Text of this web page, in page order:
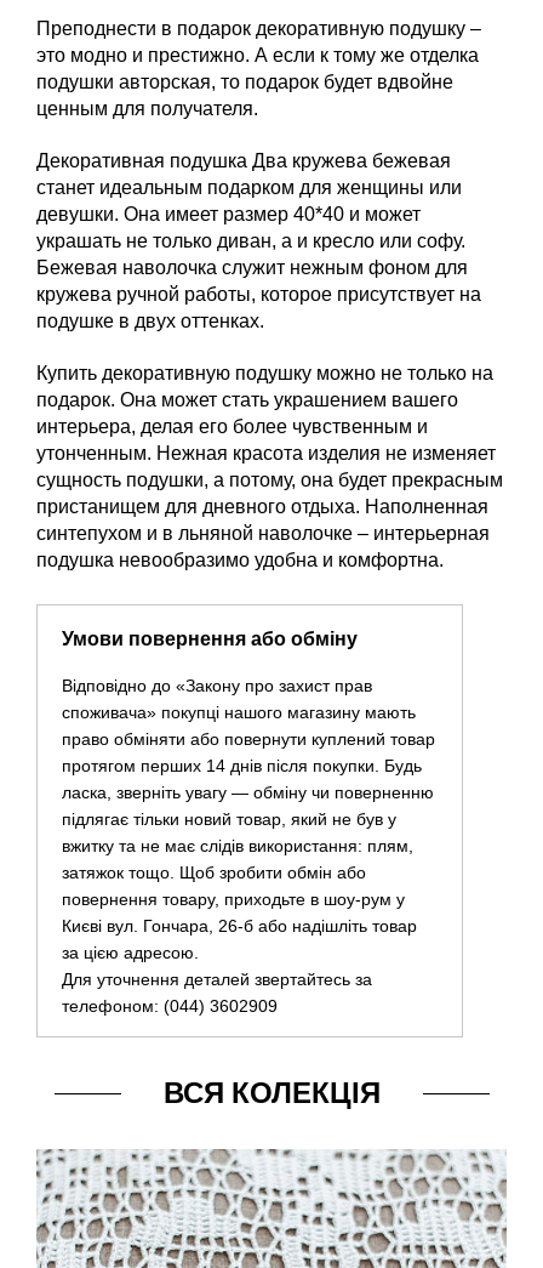
Преподнести в подарок декоративную подушку –
это модно и престижно. А если к тому же отделка
подушки авторская, то подарок будет вдвойне
ценным для получателя.
Декоративная подушка Два кружева бежевая
станет идеальным подарком для женщины или
девушки. Она имеет размер 40*40 и может
украшать не только диван, а и кресло или софу.
Бежевая наволочка служит нежным фоном для
кружева ручной работы, которое присутствует на
подушке в двух оттенках.
Купить декоративную подушку можно не только на
подарок. Она может стать украшением вашего
интерьера, делая его более чувственным и
утонченным. Нежная красота изделия не изменяет
сущность подушки, а потому, она будет прекрасным
пристанищем для дневного отдыха. Наполненная
синтепухом и в льняной наволочке – интерьерная
подушка невообразимо удобна и комфортна.
Умови повернення або обміну
Відповідно до «Закону про захист прав
споживача» покупці нашого магазину мають
право обміняти або повернути куплений товар
протягом перших 14 днів після покупки. Будь
ласка, зверніть увагу — обміну чи поверненню
підлягає тільки новий товар, який не був у
вжитку та не має слідів використання: плям,
затяжок тощо. Щоб зробити обмін або
повернення товару, приходьте в шоу-рум у
Києві вул. Гончара, 26-б або надішліть товар
за цією адресою.
Для уточнення деталей звертайтесь за
телефоном: (044) 3602909
ВСЯ КОЛЕКЦІЯ